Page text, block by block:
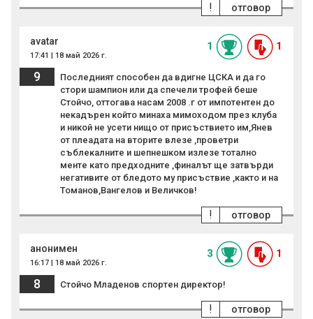
отговор
!
avatar
17:41 | 18 май 2026 г.
1 1
9
Последният способен да вдигне ЦСКА и да го
стори шампион или да спечели трофей беше
Стойчо, оттогава насам 2008 .г от импотентен до
некадърен който минаха мимоходом през клуба
и никой не усети нищо от присъствието им,Янев
от плеадата на вторите влезе ,проветри
съблекалните и шепнешком излезе тотално
менте като предходните ,финалът ще затвърди
негативите от бледото му присъствие ,както и на
Томанов,Вангелов и Величков!
отговор
!
анонимен
16:17 | 18 май 2026 г.
3 1
8 Стойчо Младенов спортен директор!
отговор
!